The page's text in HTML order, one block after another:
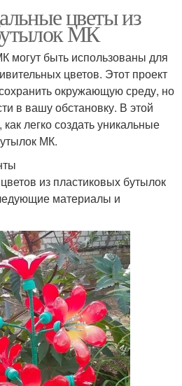
цветы из
МК
могут быть использованы для
цветов. Этот проект
окружающую среду, но
в вашу обстановку. В этой
легко создать уникальные
МК.
из пластиковых бутылок
материалы и